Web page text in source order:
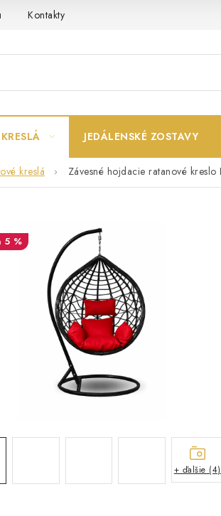
Kontakty
JEDÁLENSKÉ ZOSTAVY
kreslá Závesné hojdacie ratanové kreslo
5 %
+ ďalšie (4)